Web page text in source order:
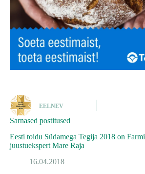
EELNEV
Sarnased postitused
Eesti toidu Südamega Tegija 2018 on Farmi
juustuekspert Mare Raja
16.04.2018